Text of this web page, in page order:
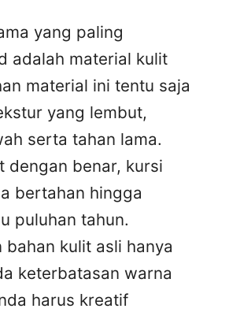
yang paling
adalah material kulit
material ini tentu saja
yang lembut,
serta tahan lama.
dengan benar, kursi
bertahan hingga
puluhan tahun.
bahan kulit asli hanya
keterbatasan warna
harus kreatif